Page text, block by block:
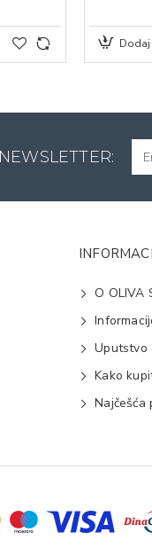
O OLIVA
Uputstvo
Kako
Najčešća